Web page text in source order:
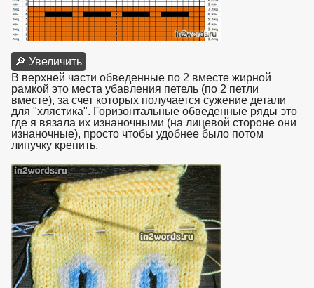
🔎 Увеличить
В верхней части обведенные по 2 вместе жирной
рамкой это места убавления петель (по 2 петли
вместе), за счет которых получается сужение детали
для "хлястика". Горизонтальные обведенные ряды это
где я вязала их изнаночными (на лицевой стороне они
изнаночные), просто чтобы удобнее было потом
липучку крепить.